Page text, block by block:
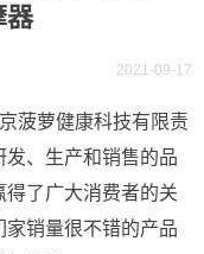
器
2021-09-17
菠萝健康科技有限责
、生产和销售的品
了广大消费者的关
销量很不错的产品